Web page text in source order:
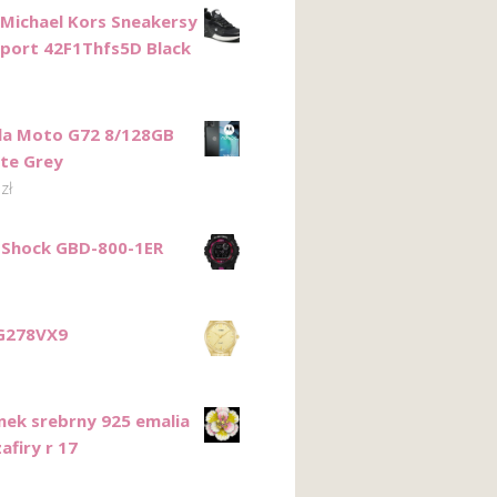
Kors Sneakersy
42F1Thfs5D Black
Moto G72 8/128GB
Grey
zł
GBD-800-1ER
srebrny 925 emalia
r 17